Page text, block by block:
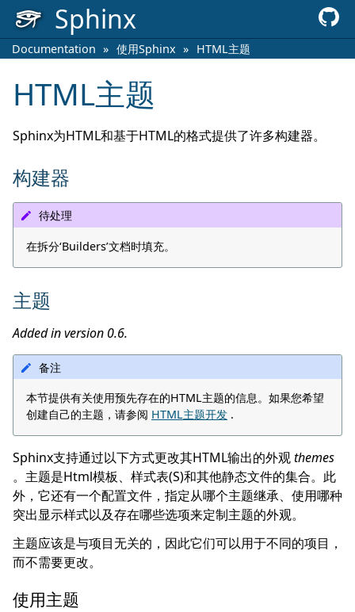
Sphinx
Documentation » 使用Sphinx » HTML主题
HTML主题
Sphinx为HTML和基于HTML的格式提供了许多构建器。
构建器
待处理
在拆分‘Builders’文档时填充。
主题
Added in version 0.6.
备注
本节提供有关使用预先存在的HTML主题的信息。如果您希望
创建自己的主题，请参阅 HTML主题开发 .
Sphinx支持通过以下方式更改其HTML输出的外观themes
。主题是Html模板、样式表(S)和其他静态文件的集合。此
外，它还有一个配置文件，指定从哪个主题继承、使用哪种
突出显示样式以及存在哪些选项来定制主题的外观。
主题应该是与项目无关的，因此它们可以用于不同的项目，
而不需要更改。
使用主题